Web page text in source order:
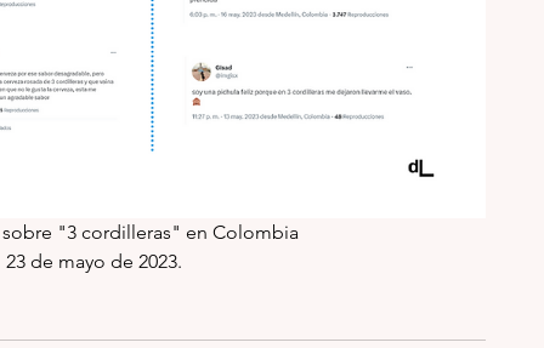
"3 cordilleras" en Colombia
de mayo de 2023.